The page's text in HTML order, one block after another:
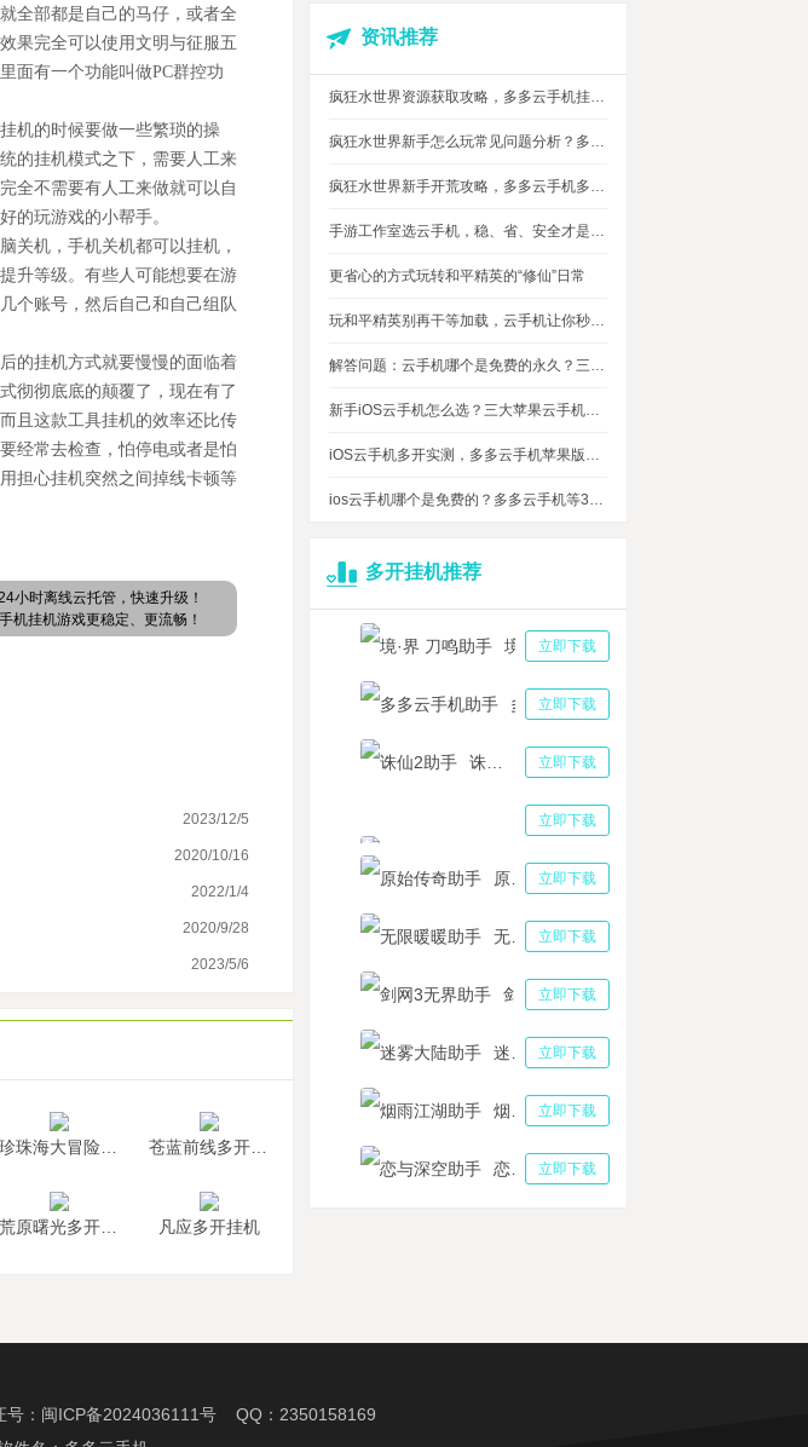
全部都是自己的马仔，或者全
果完全可以使用文明与征服五
面有一个功能叫做PC群控功
机的时候要做一些繁琐的操
的挂机模式之下，需要人工来
全不需要有人工来做就可以自
的玩游戏的小帮手。
关机，手机关机都可以挂机，
升等级。有些人可能想要在游
个账号，然后自己和自己组队
的挂机方式就要慢慢的面临着
彻彻底底的颠覆了，现在有了
且这款工具挂机的效率还比传
经常去检查，怕停电或者是怕
担心挂机突然之间掉线卡顿等
小时离线云托管，快速升级！
机挂机游戏更稳定、更流畅！
2023/12/5
2020/10/16
2022/1/4
2020/9/28
2023/5/6
快手直播怎么容易冲人气引流 云手机多开快手直播冲人气助手
手机怎么游戏多开？云手机解决方案：手机游戏多开的最佳选择
大侠式人生2开放江湖双开挂机云手机密码锁是怎么回事
踏马江湖挂机多开软件功能到底有多强悍 用这软件挂机好不好
凡应多开挂机
资讯推荐
疯狂水世界资源获取攻略，多多云手机挂机搬砖自动攒材料
疯狂水世界新手怎么玩常见问题分析？多多云手机多开托管挂机升级打怪
疯狂水世界新手开荒攻略，多多云手机多开托管，自动搞定海量重复日常快速升级
手游工作室选云手机，稳、省、安全才是实在考量
更省心的方式玩转和平精英的“修仙”日常
玩和平精英别再干等加载，云手机让你秒玩游戏进战场
解答问题：云手机哪个是免费的永久？三大免费永久正版云手机对比
新手iOS云手机怎么选？三大苹果云手机知名品牌性能对比测评
iOS云手机多开实测，多多云手机苹果版最多可同时运行多少台？
ios云手机哪个是免费的？多多云手机等3大品牌对比测评，告诉你免费ios云手机的真相
多开挂机推荐
立即下载
立即下载
多多云手机助手
立即下载
立即下载
三国志战略版助手
立即下载
立即下载
立即下载
立即下载
立即下载
立即下载
： 闽ICP备2024036111号QQ：2350158169